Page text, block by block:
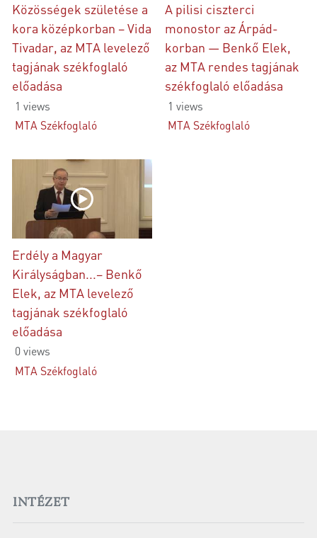
Közösségek születése a
kora középkorban – Vida
Tivadar, az MTA levelező
tagjának székfoglaló
előadása
1 views
MTA Székfoglaló
A pilisi ciszterci
monostor az Árpád-
korban — Benkő Elek,
az MTA rendes tagjának
székfoglaló előadása
1 views
MTA Székfoglaló
Erdély a Magyar
Királyságban...– Benkő
Elek, az MTA levelező
tagjának székfoglaló
előadása
0 views
MTA Székfoglaló
INTÉZET